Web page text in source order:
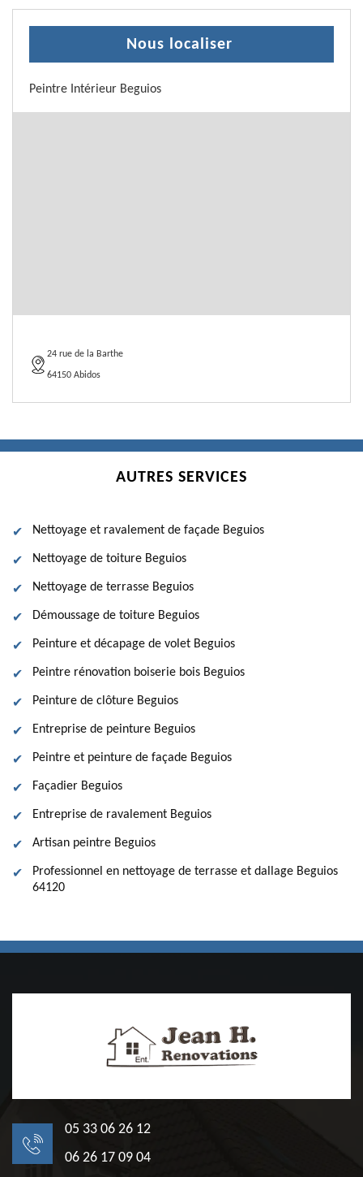
Nous localiser
Peintre Intérieur Beguios
24 rue de la Barthe
64150 Abidos
AUTRES SERVICES
Nettoyage et ravalement de façade Beguios
Nettoyage de toiture Beguios
Nettoyage de terrasse Beguios
Démoussage de toiture Beguios
Peinture et décapage de volet Beguios
Peintre rénovation boiserie bois Beguios
Peinture de clôture Beguios
Entreprise de peinture Beguios
Peintre et peinture de façade Beguios
Façadier Beguios
Entreprise de ravalement Beguios
Artisan peintre Beguios
Professionnel en nettoyage de terrasse et dallage Beguios
64120
05 33 06 26 12
06 26 17 09 04